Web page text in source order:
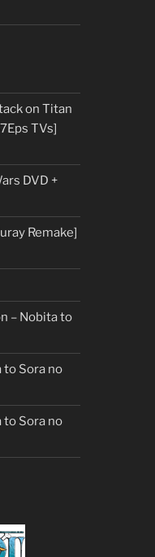
on Titan
TVs]
DVD +
Remake]
– Nobita to
to Sora no
to Sora no